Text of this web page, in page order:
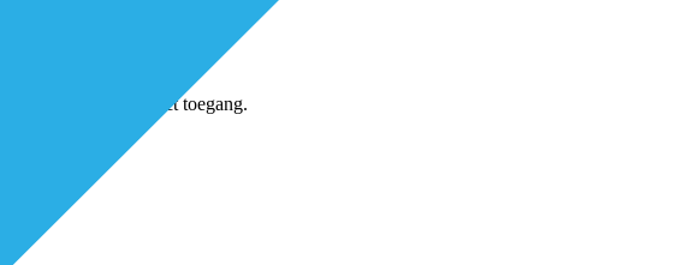
en krijg direct toegang.